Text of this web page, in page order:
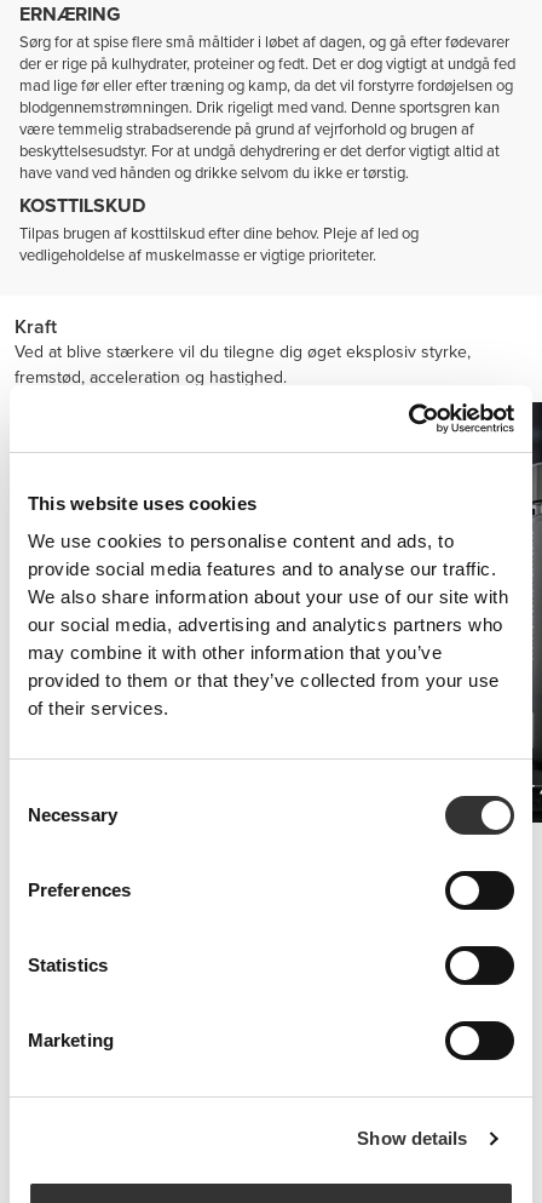
This website uses cookies
We use cookies to personalise content and ads, to
provide social media features and to analyse our traffic.
We also share information about your use of our site with
our social media, advertising and analytics partners who
may combine it with other information that you’ve
provided to them or that they’ve collected from your use
of their services.
Selection
Necessary
Preferences
Statistics
Marketing
Show details
ERNÆRING
Sørg for at spise flere små måltider i løbet af dagen, og gå efter fødevarer
der er rige på kulhydrater, proteiner og fedt. Det er dog vigtigt at undgå fed
mad lige før eller efter træning og kamp, da det vil forstyrre fordøjelsen og
blodgennemstrømningen. Drik rigeligt med vand. Denne sportsgren kan
være temmelig strabadserende på grund af vejrforhold og brugen af
beskyttelsesudstyr. For at undgå dehydrering er det derfor vigtigt altid at
have vand ved hånden og drikke selvom du ikke er tørstig.
KOSTTILSKUD
Tilpas brugen af kosttilskud efter dine behov. Pleje af led og
vedligeholdelse af muskelmasse er vigtige prioriteter.
Kraft
Ved at blive stærkere vil du tilegne dig øget eksplosiv styrke,
fremstød, acceleration og hastighed.
Kosttilskud med valle og aminosyrer hjælper dig med at udskyde